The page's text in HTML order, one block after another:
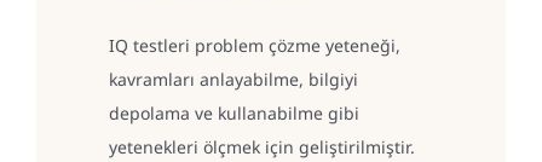
IQ testleri problem çözme yeteneği,
kavramları anlayabilme, bilgiyi
depolama ve kullanabilme gibi
yetenekleri ölçmek için geliştirilmiştir.